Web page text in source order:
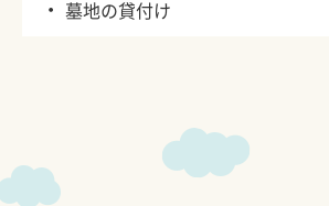
・墓地の貸付け